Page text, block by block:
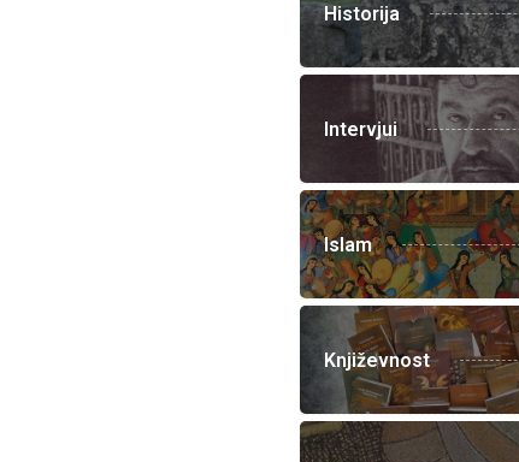
Historija
Intervjui
Islam
Književnost